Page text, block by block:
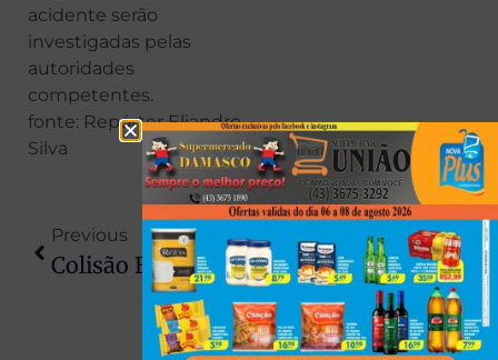
acidente serão
investigadas pelas
autoridades
competentes.
fonte: Repórter Eliandro
Silva
Previous
Colisão Entre Carro E Motocicleta Elétrica Deixa Dois Adolescentes Feridos Em Jaguapitã
Next
Homem Invade Casa, Entra Em Luta Com Morador E Morre Após Ser Contido Em Sarandi